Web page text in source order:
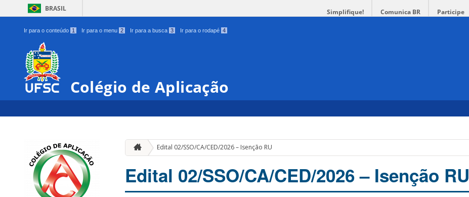
BRASIL Simplifique! Comunica BR Participe
Ir para o conteúdo 1 Ir para o menu 2 Ir para a busca 3 Ir para o rodapé 4
Colégio de Aplicação
Edital 02/SSO/CA/CED/2026 – Isenção RU
Edital 02/SSO/CA/CED/2026 – Isenção RU